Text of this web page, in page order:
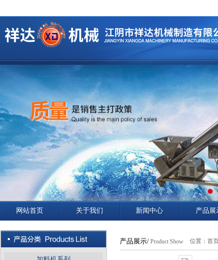
网站首页 关于我们 新闻中心 产品展
产品展示/ Product Show 位置： 首